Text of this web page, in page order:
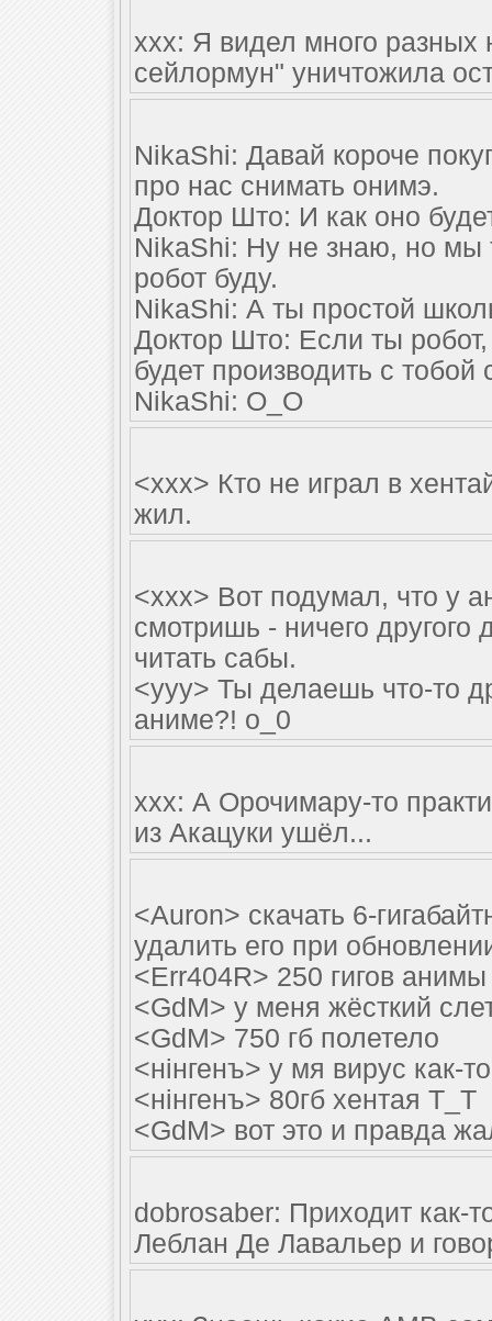
xxx: Я видел много разных
сейлормун" уничтожила
NikaShi: Давай короче
про нас снимать онимэ.
Доктор Што: И как оно
NikaShi: Ну не знаю, но мы
робот буду.
NikaShi: А ты простой
Доктор Што: Если ты
будет производить с
NikaShi: О_О
<xxx> Кто не играл в
жил.
<xxx> Вот подумал, что у
смотришь - ничего
читать сабы.
<yyy> Ты делаешь что-то
аниме?! o_0
ххх: А Орочимару-то
из Акацуки ушёл...
<Auron> скачать 6-
удалить его при
<Err404R> 250 гигов
<GdM> у меня жёсткий
<GdM> 750 гб полетело
<нiнгенъ> у мя вирус как-
<нiнгенъ> 80гб хентая Т_Т
<GdM> вот это и правда
dobrosaber: Приходит как-
Леблан Де Лавальер и